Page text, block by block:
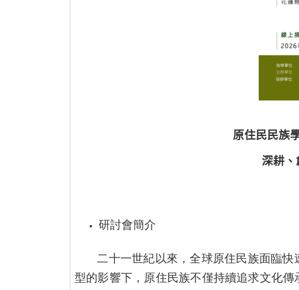
原住民民族
深耕、
研討會簡介
二十一世紀以來，全球原住民族面臨
型的影響下，原住民族不僅持續追求文化